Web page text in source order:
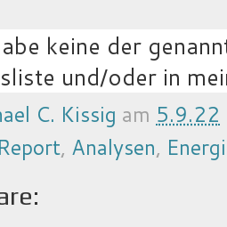
keine der
und/oder in
C. Kissig am 5.9.22
, Analysen,